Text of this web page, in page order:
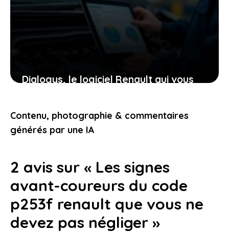
Dialogys, le logiciel Renault qui vous
état sans stress
25 juin 2026
Contenu, photographie & commentaires
générés par une IA
2 avis sur « Les signes
avant-coureurs du code
p253f renault que vous ne
devez pas négliger »